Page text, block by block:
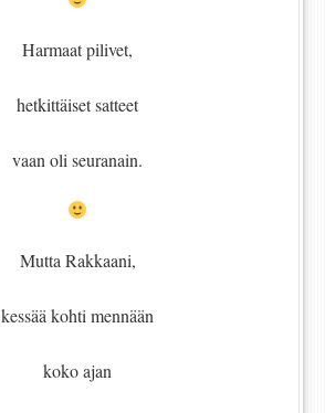
Harmaat pilivet,
hetkittäiset satteet
vaan oli seuranain.
Mutta Rakkaani,
kessää kohti mennään
koko ajan